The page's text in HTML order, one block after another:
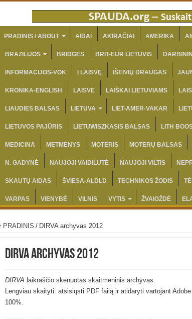
PRADINIS / ABOUT AIDAI AKIRAČIAI AMERIKA
BRAZILIJOS BRIDGES BRIT-EUR LIETUVIS
INFORMACIJOS-VOK Į LAISVĘ IŠEIVIŲ DRAUGAS
KRONIKA-ENGLISH LAISVĖ LAIŠKAI LIETUVIAMS
LIAUDIES BALSAS LIETUVA LIET-AMER-VAKAR
LIETUVOS PAJŪRIS LIETUWISZKASIS BALSAS LITH
MEDICINA METMENYS MOTERIS MOTERŲ BALSAS
N. GADYNĖ NAUJOJI VAIDILUTĖ NAUJOJI VILTIS
SKAUTŲ AIDAS ŠVIESA-ALDLD TECHNIKOS ŽODIS
VARPAS VIENYBĖ VILNIS VYTIS ŽVAIGŽDĖ
PRADINIS / DIRVA archyvas 2012
DIRVA archyvas 2012
DIRVA laikraščio skenuotas skaitmeninis archyvas.
Lengviau skaityti: atsisiųsti PDF failą ir atidaryti vartojant
100%.